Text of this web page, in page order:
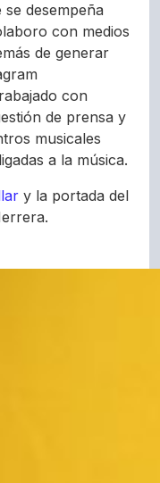
desempeña
con medios
de generar
con
de prensa y
musicales
a la música.
y la portada del